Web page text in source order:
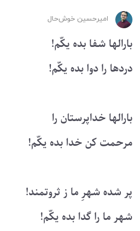
امیرحسین ‌خوش‌حال
بارالها شفا بده یکّم!
دردها را دوا بده یکّم!
بارالها خداپرستان را
مرحمت کن خدا بده یکّم!
پر شده شهرِ ما ز ثروتمند!
شهر ما را گدا بده یکّم!